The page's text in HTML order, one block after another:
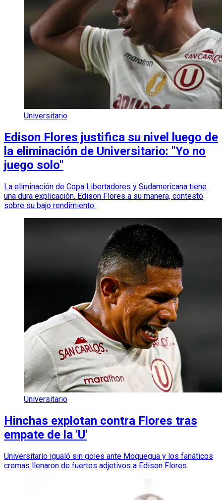
Universitario
Edison Flores justifica su nivel luego de
la eliminación de Universitario: "Yo no
juego solo"
La eliminación de Copa Libertadores y Sudamericana tiene
una dura explicación. Edison Flores a su manera, contestó
sobre su bajo rendimiento.
Universitario
Hinchas explotan contra Flores tras
empate de la 'U'
Universitario igualó sin goles ante Moquegua y los fanáticos
cremas llenaron de fuertes adjetivos a Edison Flores.